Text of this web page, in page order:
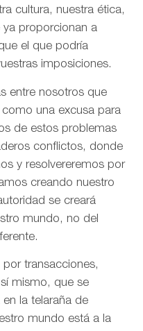
cultura, nuestra ética,
proporcionan a
el que podría
imposiciones.
entre nosotros que
como una excusa para
de estos problemas
conflictos, donde
y resolvereremos por
creando nuestro
se creará
mundo, no del
transacciones,
mismo, que se
la telaraña de
mundo está a la